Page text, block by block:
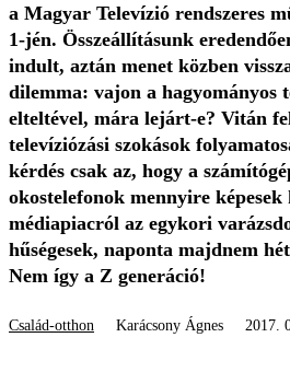
a Magyar Televízió rendszeres
1-jén. Összeállításunk
indult, aztán menet közben
dilemma: vajon a hagyományos
elteltével, mára lejárt-e? Vitán
televíziózási szokások
kérdés csak az, hogy a
okostelefonok mennyire
médiapiacról az egykori
hűségesek, naponta majdnem
Nem így a Z generáció!
Család-otthon Karácsony Ágnes 2017.